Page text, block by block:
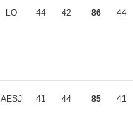
LO 44 42 86 44
AESJ 41 44 85 41